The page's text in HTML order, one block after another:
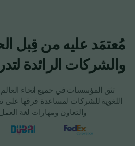
مُعتمَد عليه من قِبل
والشركات الرائدة
تثق المؤسسات في جميع أنحاء العالم
اللغوية للشركات لمساعدة فرقها على
والتعاون ومهارات لغة العمل